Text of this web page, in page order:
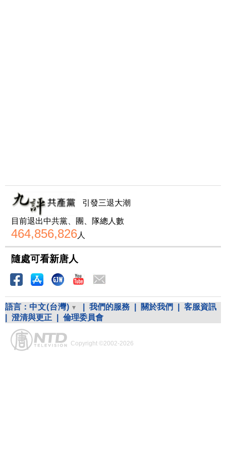
引發三退大潮
目前退出中共黨、團、隊總人數
464,856,826人
隨處可看新唐人
語言： 中文(台灣) 我們的服務 關於我們
客服資訊
澄清與更正 倫理委員會
Copyright ©2002-2026